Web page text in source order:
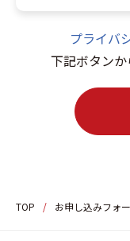
プライバ
下記ボタンか
TOP / お申し込みフォ